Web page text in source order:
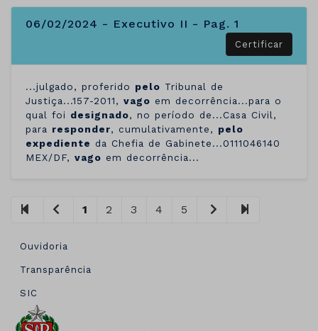
06/02/2024 - Executivo II - Pag. 1
Certificar
...julgado, proferido pelo Tribunal de
Justiça...157-2011, vago em decorrência...para o
qual foi designado, no período de...Casa Civil,
para responder, cumulativamente, pelo
expediente da Chefia de Gabinete...0111046140
MEX/DF, vago em decorrência...
1 2 3 4 5
Ouvidoria
Transparência
SIC